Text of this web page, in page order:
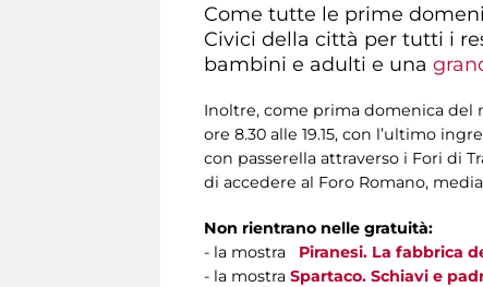
Come tutte le prime
Civici della città per tutti i
bambini e adulti e una
Inoltre, come prima domenica del
ore 8.30 alle 19.15, con l’ultimo
con passerella attraverso i Fori di
di accedere al Foro Romano,
Non rientrano nelle gratuità:
- la mostra
Piranesi. La fabbrica
- la mostra Spartaco. Schiavi e